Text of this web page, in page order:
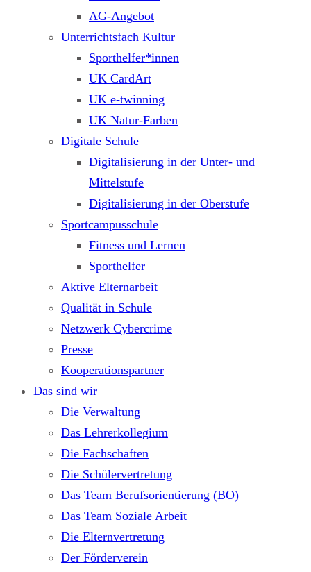
AG-Angebot
Unterrichtsfach Kultur
Sporthelfer*innen
UK CardArt
UK e-twinning
UK Natur-Farben
Digitale Schule
Digitalisierung in der Unter- und
Mittelstufe
Digitalisierung in der Oberstufe
Sportcampusschule
Fitness und Lernen
Sporthelfer
Aktive Elternarbeit
Qualität in Schule
Netzwerk Cybercrime
Presse
Kooperationspartner
Das sind wir
Die Verwaltung
Das Lehrerkollegium
Die Fachschaften
Die Schülervertretung
Das Team Berufsorientierung (BO)
Das Team Soziale Arbeit
Die Elternvertretung
Der Förderverein